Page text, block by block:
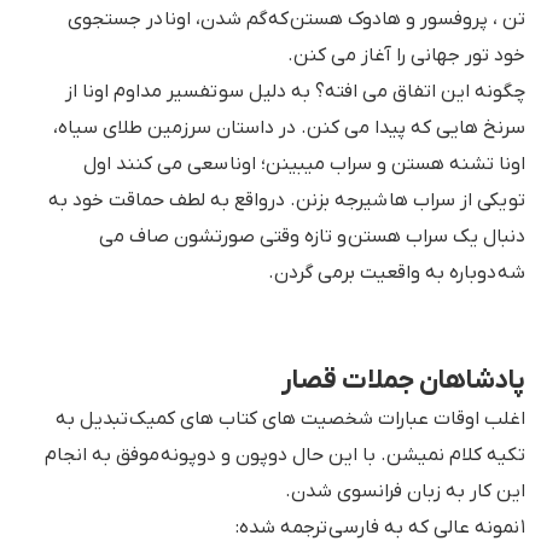
تن ، پروفسور و هادوک هستن که گم شدن، اونا در جستجوی
خود تور جهانی را آغاز می کنن.
چگونه این اتفاق می افته؟ به دلیل سو تفسیر مداوم اونا از
سرنخ هایی که پیدا می کنن. در داستان سرزمین طلای سیاه،
اونا تشنه هستن و سراب میبینن؛ اونا سعی می کنند اول
تو یکی از سراب ها شیرجه بزنن. درواقع به لطف حماقت خود به
دنبال یک سراب هستن و تازه وقتی صورتشون صاف می
شه دوباره به واقعیت برمی گردن.
پادشاهان جملات قصار
اغلب اوقات عبارات شخصیت های کتاب های کمیک تبدیل به
تکیه کلام نمیشن. با این حال دوپون و دوپونه موفق به انجام
این کار به زبان فرانسوی شدن.
۱ نمونه عالی که به فارسی ترجمه شده: